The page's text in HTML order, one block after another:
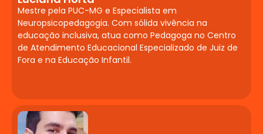
corporal. Correntes que vinculam a
Psicanálise à Educação. Sintomas
somatopsíquicos e psicossomáticos.
Tratamentos
Distúrbios de
Aprendizagem
Mestre pela PUC-MG e Especialista em
Neuropsicopedagogia. Com sólida vivência na
educação inclusiva, atua como Pedagoga no Centro
de Atendimento Educacional Especializado de Juiz de
Fora e na Educação Infantil.